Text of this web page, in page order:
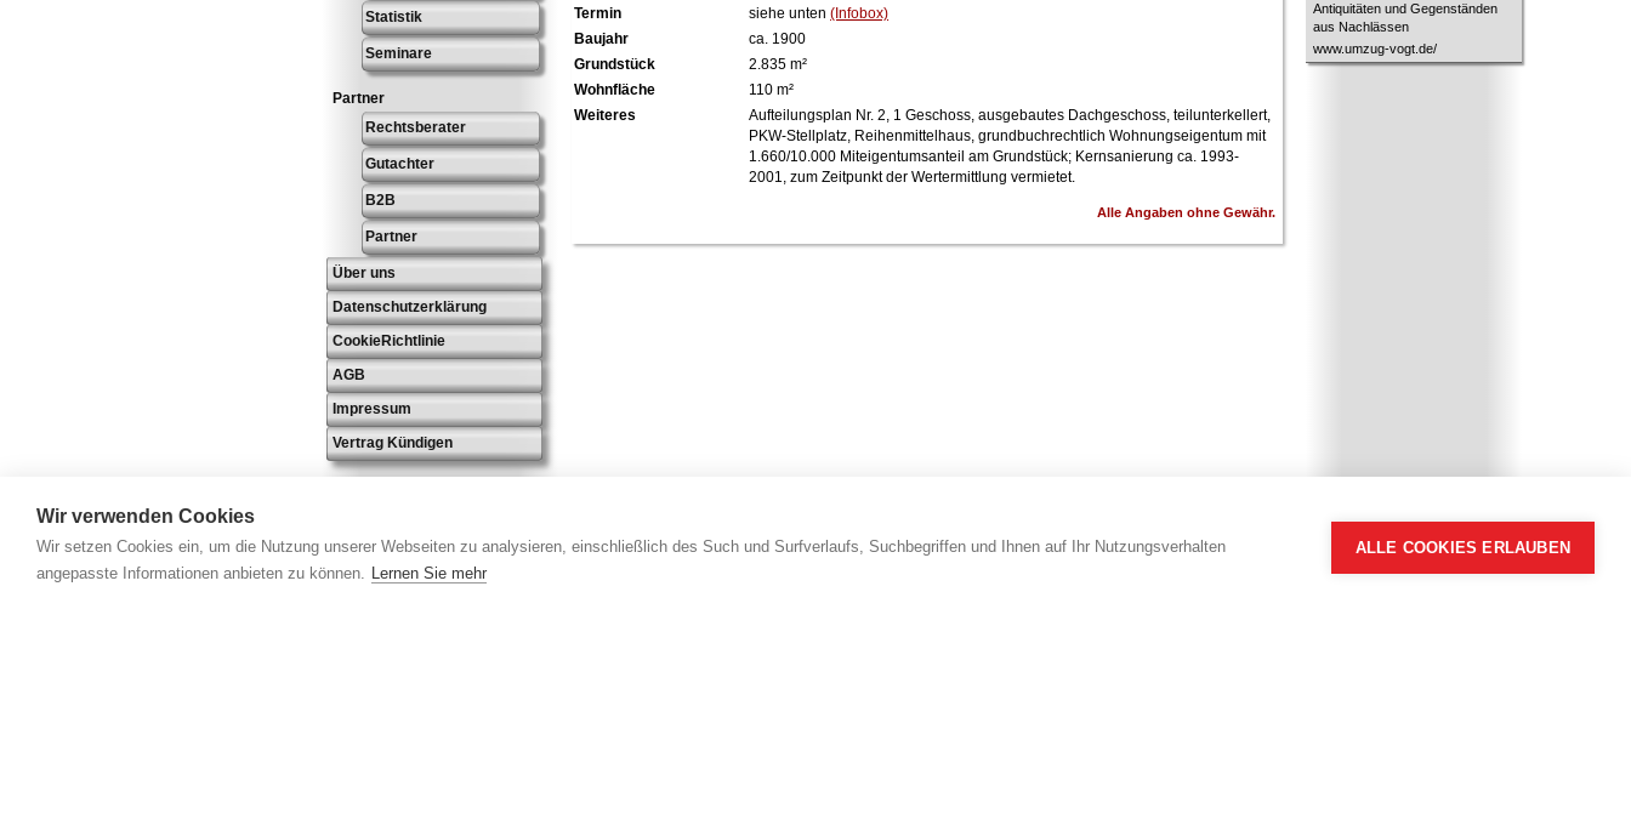
Wir verwenden Cookies
Wir setzen Cookies ein, um die Nutzung unserer Webseiten zu analysieren, einschließlich des Such und Surfverlaufs, Suchbegriffen und Ihnen auf Ihr Nutzungsverhalten
angepasste Informationen anbieten zu können. Lernen Sie mehr
ALLE COOKIES ERLAUBEN
Statistik
Seminare
Partner
Rechtsberater
Gutachter
B2B
Partner
Über uns
Datenschutzerklärung
CookieRichtlinie
AGB
Impressum
Vertrag Kündigen
Termin
siehe unten(Infobox)
Baujahr
ca. 1900
Grundstück
2.835 m²
Wohnfläche
110 m²
Weiteres
Aufteilungsplan Nr. 2, 1 Geschoss, ausgebautes Dachgeschoss, teilunterkellert,
PKW-Stellplatz, Reihenmittelhaus, grundbuchrechtlich Wohnungseigentum mit
1.660/10.000 Miteigentumsanteil am Grundstück; Kernsanierung ca. 1993-
2001, zum Zeitpunkt der Wertermittlung vermietet.
Alle Angaben ohne Gewähr.
Antiquitäten und Gegenständen
aus Nachlässen
www.umzug-vogt.de/